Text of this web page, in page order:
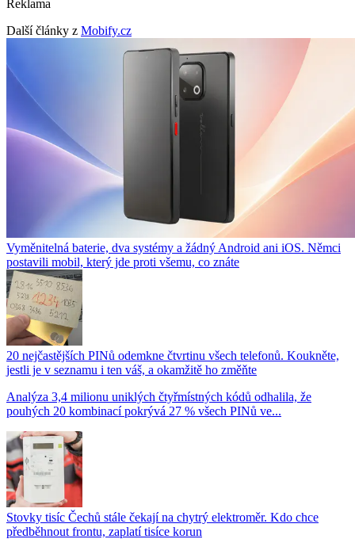
Reklama
Další články z Mobify.cz
Vyměnitelná baterie, dva systémy a žádný Android ani iOS. Němci
postavili mobil, který jde proti všemu, co znáte
20 nejčastějších PINů odemkne čtvrtinu všech telefonů. Koukněte,
jestli je v seznamu i ten váš, a okamžitě ho změňte
Analýza 3,4 milionu uniklých čtyřmístných kódů odhalila, že
pouhých 20 kombinací pokrývá 27 % všech PINů ve...
Stovky tisíc Čechů stále čekají na chytrý elektroměr. Kdo chce
předběhnout frontu, zaplatí tisíce korun